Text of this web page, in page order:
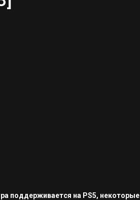
поддерживается на PS5, некоторые